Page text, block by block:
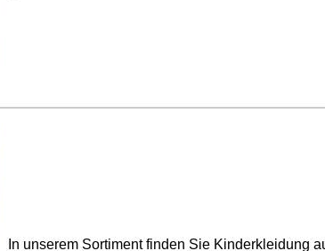
In unserem Sortiment finden Sie Kinderkleidung